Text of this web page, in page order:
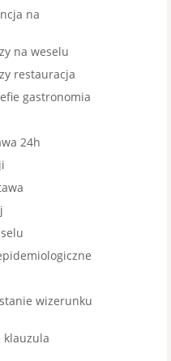
na
na weselu
restauracja
gastronomia
24h
wizerunku
klauzula